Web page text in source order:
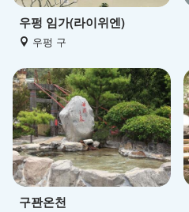
우펑 임가(라이위엔)
우펑 구
구꽌온천